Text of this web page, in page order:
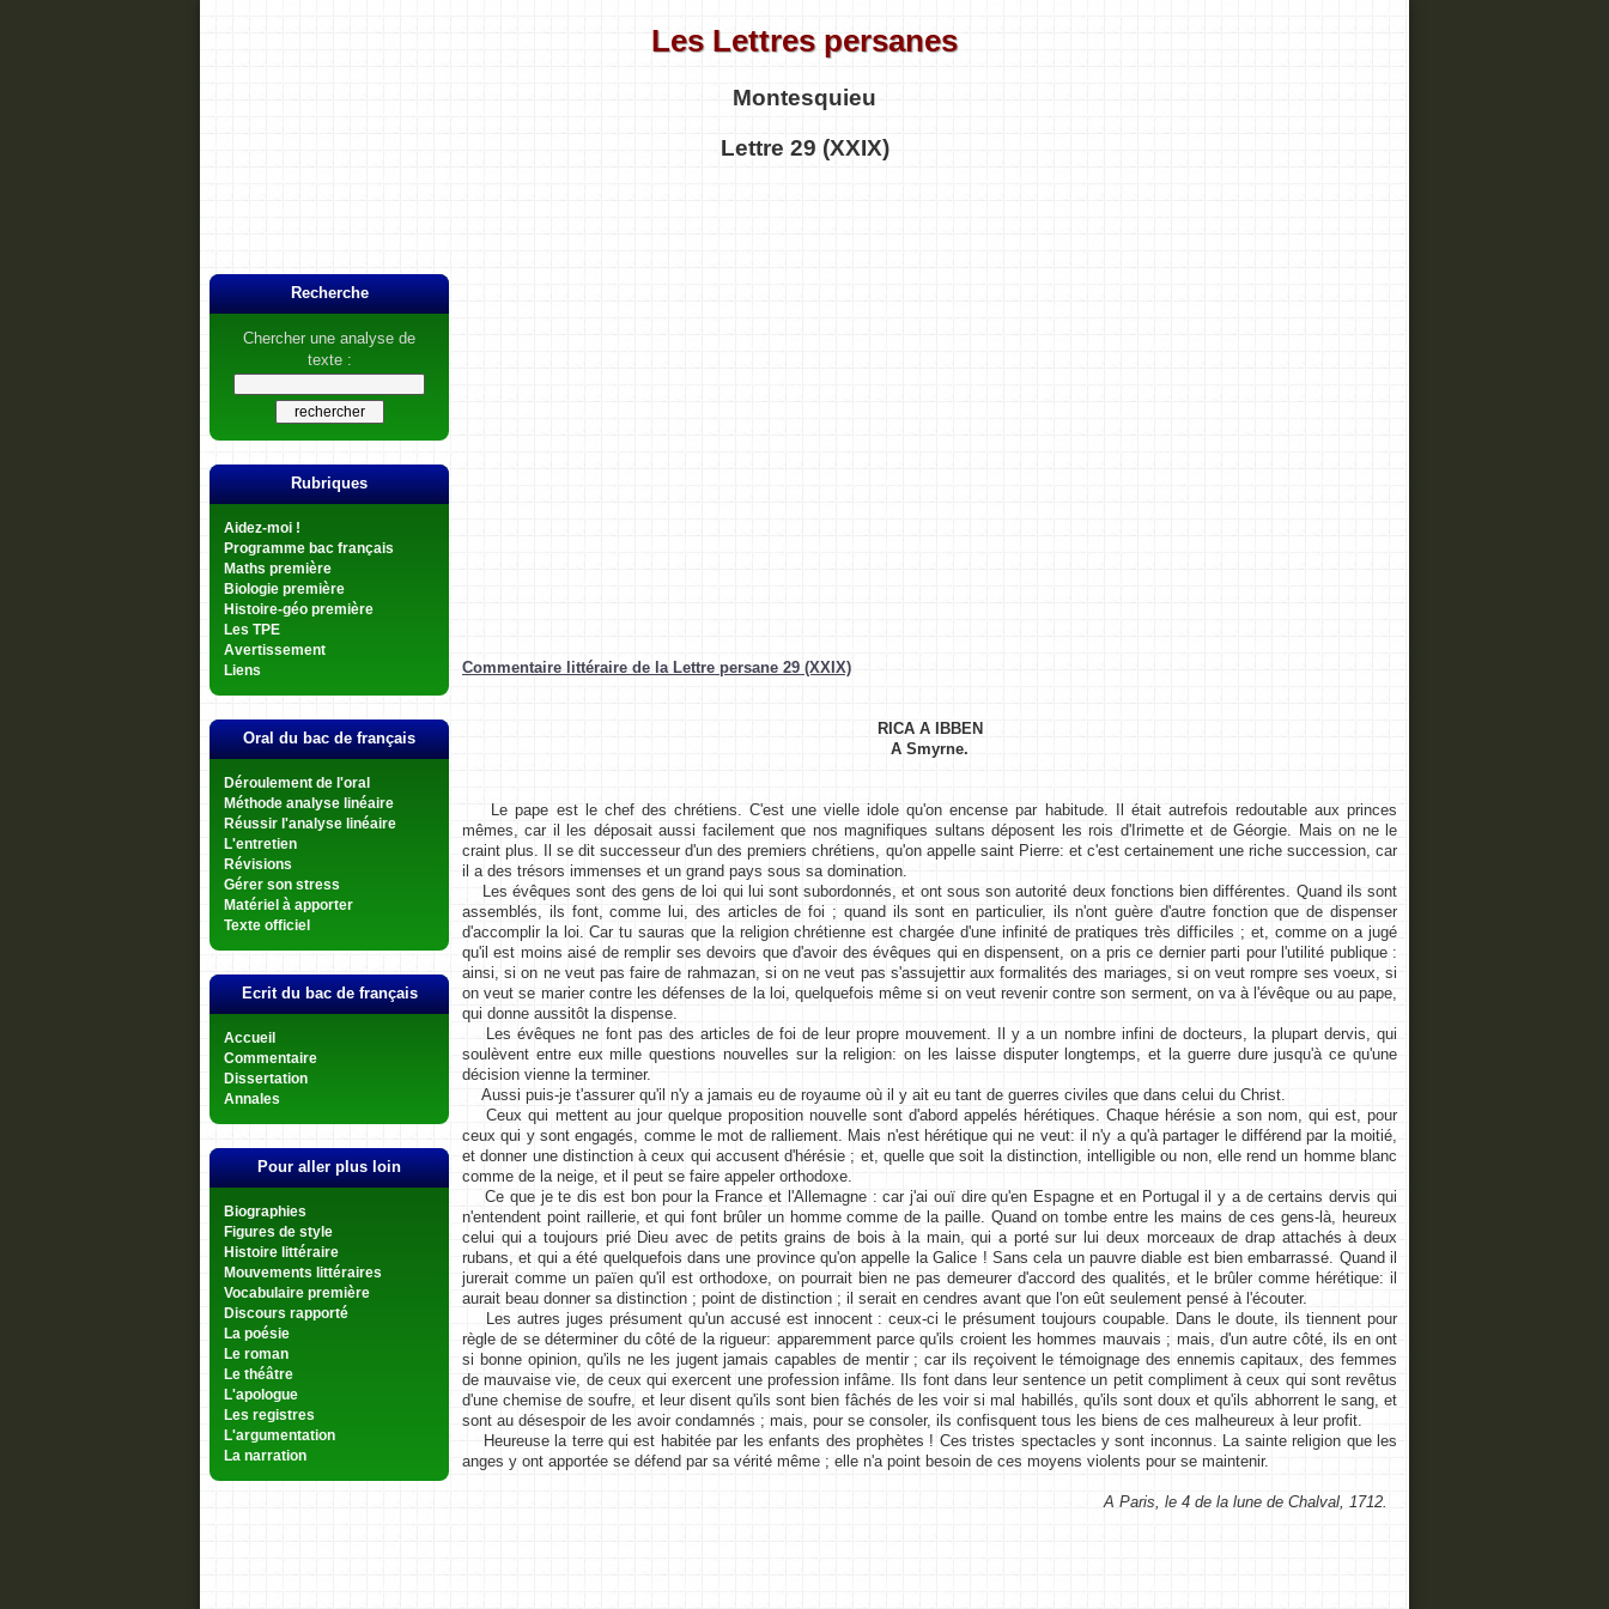
Les Lettres persanes
Montesquieu
Lettre 29 (XXIX)
Recherche
Chercher une analyse de
texte :
Rubriques
Aidez-moi !
Programme bac français
Maths première
Biologie première
Histoire-géo première
Les TPE
Avertissement
Liens
Oral du bac de français
Déroulement de l'oral
Méthode analyse linéaire
Réussir l'analyse linéaire
L'entretien
Révisions
Gérer son stress
Matériel à apporter
Texte officiel
Ecrit du bac de français
Accueil
Commentaire
Dissertation
Annales
Pour aller plus loin
Biographies
Figures de style
Histoire littéraire
Mouvements littéraires
Vocabulaire première
Discours rapporté
La poésie
Le roman
Le théâtre
L'apologue
Les registres
L'argumentation
La narration
Commentaire littéraire de la Lettre persane 29 (XXIX)
RICA A IBBEN
A Smyrne.
Le pape est le chef des chrétiens. C'est une vielle idole qu'on encense par habitude. Il était autrefois redoutable aux princes
mêmes, car il les déposait aussi facilement que nos magnifiques sultans déposent les rois d'Irimette et de Géorgie. Mais on ne le
craint plus. Il se dit successeur d'un des premiers chrétiens, qu'on appelle saint Pierre: et c'est certainement une riche succession, car
il a des trésors immenses et un grand pays sous sa domination.
Les évêques sont des gens de loi qui lui sont subordonnés, et ont sous son autorité deux fonctions bien différentes. Quand ils sont
assemblés, ils font, comme lui, des articles de foi ; quand ils sont en particulier, ils n'ont guère d'autre fonction que de dispenser
d'accomplir la loi. Car tu sauras que la religion chrétienne est chargée d'une infinité de pratiques très difficiles ; et, comme on a jugé
qu'il est moins aisé de remplir ses devoirs que d'avoir des évêques qui en dispensent, on a pris ce dernier parti pour l'utilité publique :
ainsi, si on ne veut pas faire de rahmazan, si on ne veut pas s'assujettir aux formalités des mariages, si on veut rompre ses voeux, si
on veut se marier contre les défenses de la loi, quelquefois même si on veut revenir contre son serment, on va à l'évêque ou au pape,
qui donne aussitôt la dispense.
Les évêques ne font pas des articles de foi de leur propre mouvement. Il y a un nombre infini de docteurs, la plupart dervis, qui
soulèvent entre eux mille questions nouvelles sur la religion: on les laisse disputer longtemps, et la guerre dure jusqu'à ce qu'une
décision vienne la terminer.
Aussi puis-je t'assurer qu'il n'y a jamais eu de royaume où il y ait eu tant de guerres civiles que dans celui du Christ.
Ceux qui mettent au jour quelque proposition nouvelle sont d'abord appelés hérétiques. Chaque hérésie a son nom, qui est, pour
ceux qui y sont engagés, comme le mot de ralliement. Mais n'est hérétique qui ne veut: il n'y a qu'à partager le différend par la moitié,
et donner une distinction à ceux qui accusent d'hérésie ; et, quelle que soit la distinction, intelligible ou non, elle rend un homme blanc
comme de la neige, et il peut se faire appeler orthodoxe.
Ce que je te dis est bon pour la France et l'Allemagne : car j'ai ouï dire qu'en Espagne et en Portugal il y a de certains dervis qui
n'entendent point raillerie, et qui font brûler un homme comme de la paille. Quand on tombe entre les mains de ces gens-là, heureux
celui qui a toujours prié Dieu avec de petits grains de bois à la main, qui a porté sur lui deux morceaux de drap attachés à deux
rubans, et qui a été quelquefois dans une province qu'on appelle la Galice ! Sans cela un pauvre diable est bien embarrassé. Quand il
jurerait comme un païen qu'il est orthodoxe, on pourrait bien ne pas demeurer d'accord des qualités, et le brûler comme hérétique: il
aurait beau donner sa distinction ; point de distinction ; il serait en cendres avant que l'on eût seulement pensé à l'écouter.
Les autres juges présument qu'un accusé est innocent : ceux-ci le présument toujours coupable. Dans le doute, ils tiennent pour
règle de se déterminer du côté de la rigueur: apparemment parce qu'ils croient les hommes mauvais ; mais, d'un autre côté, ils en ont
si bonne opinion, qu'ils ne les jugent jamais capables de mentir ; car ils reçoivent le témoignage des ennemis capitaux, des femmes
de mauvaise vie, de ceux qui exercent une profession infâme. Ils font dans leur sentence un petit compliment à ceux qui sont revêtus
d'une chemise de soufre, et leur disent qu'ils sont bien fâchés de les voir si mal habillés, qu'ils sont doux et qu'ils abhorrent le sang, et
sont au désespoir de les avoir condamnés ; mais, pour se consoler, ils confisquent tous les biens de ces malheureux à leur profit.
Heureuse la terre qui est habitée par les enfants des prophètes ! Ces tristes spectacles y sont inconnus. La sainte religion que les
anges y ont apportée se défend par sa vérité même ; elle n'a point besoin de ces moyens violents pour se maintenir.
A Paris, le 4 de la lune de Chalval, 1712.